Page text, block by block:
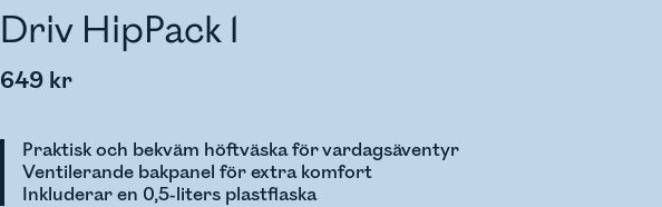
Driv HipPack 1
649 kr
Praktisk och bekväm höftväska för vardagsäventyr
Ventilerande bakpanel för extra komfort
Inkluderar en 0,5-liters plastflaska